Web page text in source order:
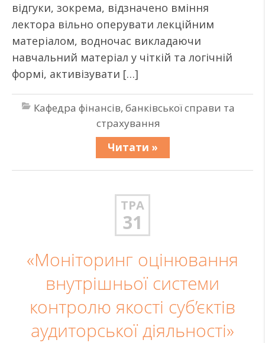
відгуки, зокрема, відзначено вміння
лектора вільно оперувати лекційним
матеріалом, водночас викладаючи
навчальний матеріал у чіткій та логічній
формі, активізувати […]
Кафедра фінансів, банківської справи та
страхування
Читати »
ТРА
31
«Моніторинг оцінювання
внутрішньої системи
контролю якості суб’єктів
аудиторської діяльності»